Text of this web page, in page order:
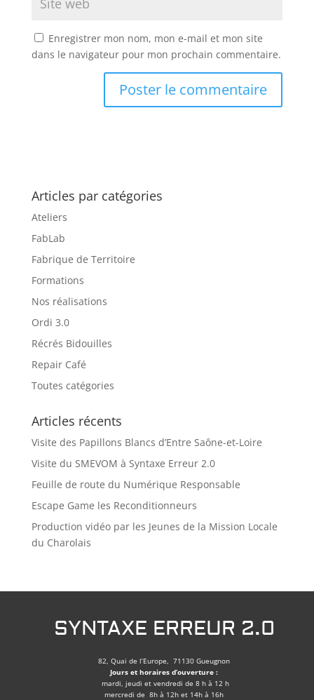
Enregistrer mon nom, mon e-mail et mon site
dans le navigateur pour mon prochain commentaire.
Articles par catégories
Ateliers
FabLab
Fabrique de Territoire
Formations
Nos réalisations
Ordi 3.0
Récrés Bidouilles
Repair Café
Toutes catégories
Articles récents
Visite des Papillons Blancs d’Entre Saône-et-Loire
Visite du SMEVOM à Syntaxe Erreur 2.0
Feuille de route du Numérique Responsable
Escape Game les Reconditionneurs
Production vidéo par les Jeunes de la Mission Locale
du Charolais
SYNTAXE ERREUR 2.0
82, Quai de l’Europe, 71130 Gueugnon
Jours et horaires d’ouverture :
mardi, jeudi et vendredi de 8 h à 12 h
mercredi de 8h à 12h et 14h à 16h